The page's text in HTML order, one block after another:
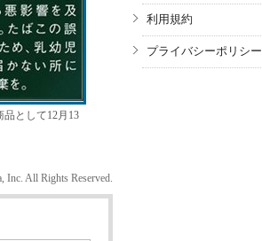
として12月13
Inc. All Rights Reserved.
利用規約
プライバシーポリシー